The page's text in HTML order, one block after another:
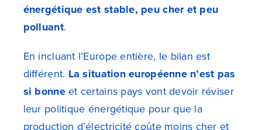
énergétique est stable, peu cher et peu
polluant.
En incluant l’Europe entière, le bilan est
différent. La situation européenne n’est pas
si bonneet certains pays vont devoir réviser
leur politique énergétique pour que la
production d’électricité coûte moins cher et